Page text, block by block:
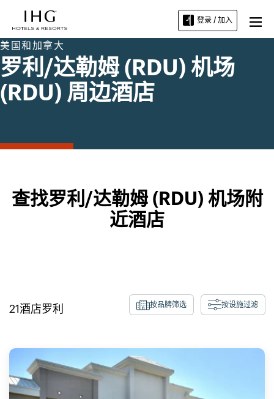
登录 / 加入
美国和加拿大
罗利/达勒姆 (RDU) 机场
(RDU) 周边酒店
查找罗利/达勒姆 (RDU) 机场附
近酒店
21酒店罗利 按品牌筛选 按设施过滤